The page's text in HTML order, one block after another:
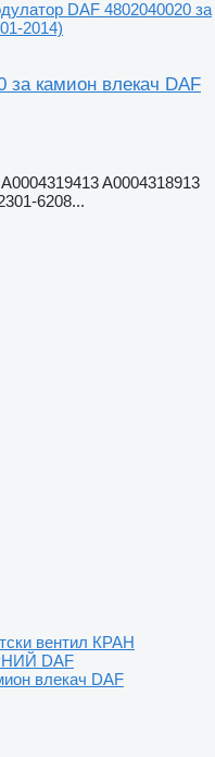
DAF 4802040020 за
2014)
за камион влекач DAF
A0004318913
6208...
вентил КРАН
DAF
влекач DAF